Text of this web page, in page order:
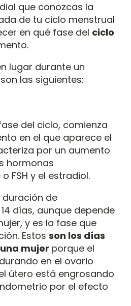
que conozcas la
de tu ciclo menstrual
en qué fase del ciclo
lugar durante un
las siguientes:
del ciclo, comienza
en el que aparece el
por un aumento
hormonas
FSH y el estradiol.
duración de
días, aunque depende
y es la fase que
Estos son los días
mujer porque el
en el ovario
útero está engrosando
por el efecto